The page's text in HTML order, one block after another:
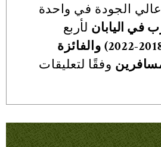
عالي الجودة في واحدة
في اليابان لأربع
والفائزة
وفقًا لتعليقات